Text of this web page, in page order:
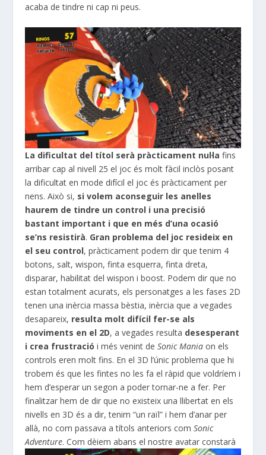
acaba de tindre ni cap ni peus.
La dificultat del títol serà pràcticament nul·la fins
arribar cap al nivell 25 el joc és molt fàcil inclòs posant
la dificultat en mode difícil el joc és pràcticament per
nens. Això si, si volem aconseguir les anelles
haurem de tindre un control i una precisió
bastant important i que en més d’una ocasió
se’ns resistirà. Gran problema del joc resideix en
el seu control, pràcticament podem dir que tenim 4
botons, salt,wispon, finta esquerra, finta dreta,
disparar, habilitat delwispon iboost. Podem dir que no
estan totalment acurats, els personatges a les fases 2D
tenen una inèrcia massa bèstia, inèrcia que a vegades
desapareix, resulta molt difícil fer-se als
moviments en el 2D, a vegades resulta desesperant
i crea frustració i més venint deSonicMania on els
controls eren molt fins. En el 3D l’únic problema que hi
trobem és que les fintes no les fa el ràpid que voldríem i
hem d’esperar un segon a poder tornar-ne a fer. Per
finalitzar hem de dir que no existeix una llibertat en els
nivells en 3D és a dir, tenim “un raïl” i hem d’anar per
allà, no com passava a títols anteriors comSonic
Adventure.Com dèiem abans el nostre avatar constarà